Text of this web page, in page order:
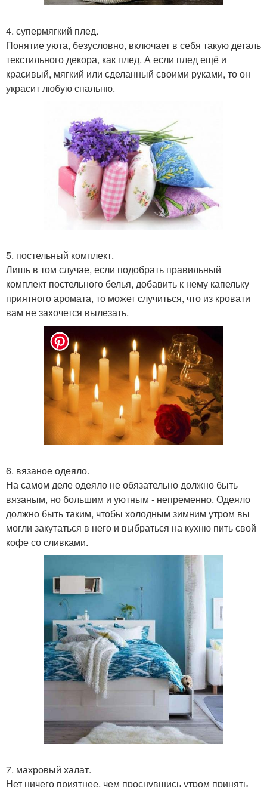
4. супермягкий плед.
Понятие уюта, безусловно, включает в себя такую деталь
текстильного декора, как плед. А если плед ещё и
красивый, мягкий или сделанный своими руками, то он
украсит любую спальню.
5. постельный комплект.
Лишь в том случае, если подобрать правильный
комплект постельного белья, добавить к нему капельку
приятного аромата, то может случиться, что из кровати
вам не захочется вылезать.
6. вязаное одеяло.
На самом деле одеяло не обязательно должно быть
вязаным, но большим и уютным - непременно. Одеяло
должно быть таким, чтобы холодным зимним утром вы
могли закутаться в него и выбраться на кухню пить свой
кофе со сливками.
7. махровый халат.
Нет ничего приятнее, чем проснувшись утром принять